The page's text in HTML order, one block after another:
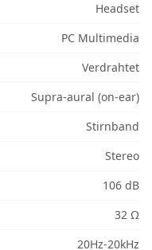
Headset
PC Multimedia
Verdrahtet
Supra-aural (on-ear)
Stirnband
Stereo
106 dB
32 Ω
20Hz-20kHz